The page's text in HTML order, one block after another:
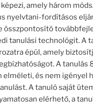
amely három
nyelvtani-fordításos
összpontosító
tanulási technológit. A
épül, amely
A tanulás
elméleti, és nem igényel
A tanuló saját
elérhető, a